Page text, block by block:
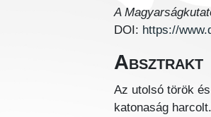
A
DOI: https://
Absztrakt
Az utolsó török
katonaság